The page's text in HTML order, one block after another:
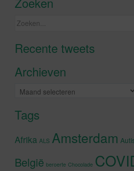
Zoeken
Recente tweets
Klik om marketing
Archieven
Archieven
Tags
Afrika ALS Amsterdam
België beroerte Chocolade